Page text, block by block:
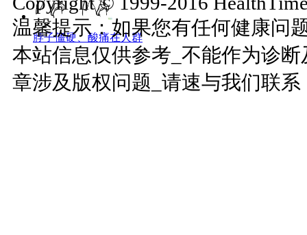
脖子僵硬、酸痛在人群
温馨提示：如果您有任何健康问
本站信息仅供参考_不能作为诊
章涉及版权问题_请速与我们联系